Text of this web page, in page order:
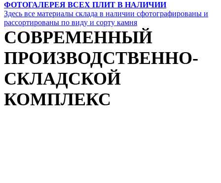
ФОТОГАЛЕРЕЯ ВСЕХ ПЛИТ В НАЛИЧИИ
Здесь все материалы склада в наличии сфотографированы и
рассортированы по виду и сорту камня
СОВРЕМЕННЫЙ
ПРОИЗВОДСТВЕННО-
СКЛАДСКОЙ
КОМПЛЕКС